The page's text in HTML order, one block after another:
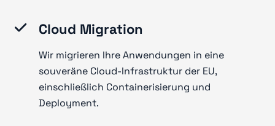
Cloud Migration
Wir migrieren Ihre Anwendungen in eine
souveräne Cloud-Infrastruktur der EU,
einschließlich Containerisierung und
Deployment.